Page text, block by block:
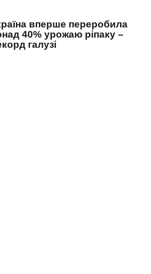
вперше переробила
40% урожаю ріпаку –
галузі